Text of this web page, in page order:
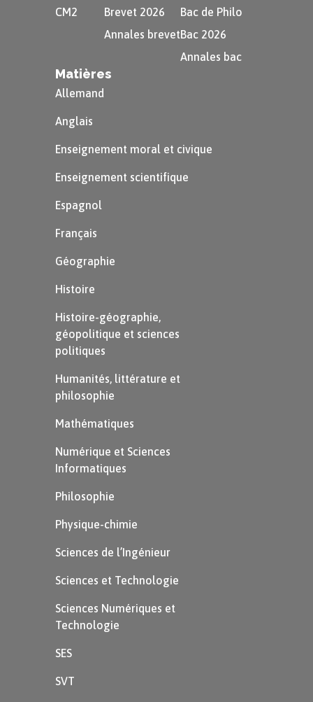
CM2
Brevet 2026
Annales brevet
Bac de Philo
Bac 2026
Annales bac
Matières
Allemand
Anglais
Enseignement moral et civique
Enseignement scientifique
Espagnol
Français
Géographie
Histoire
Histoire-géographie,
géopolitique et sciences
politiques
Humanités, littérature et
philosophie
Mathématiques
Numérique et Sciences
Informatiques
Philosophie
Physique-chimie
Sciences de l’Ingénieur
Sciences et Technologie
Sciences Numériques et
Technologie
SES
SVT